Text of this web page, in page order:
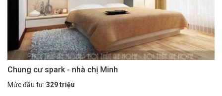
Chung cư spark - nhà chị Minh
Mức đầu tư: 329 triệu